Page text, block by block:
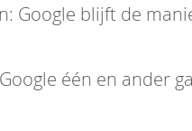
Google blijft de
één en ander